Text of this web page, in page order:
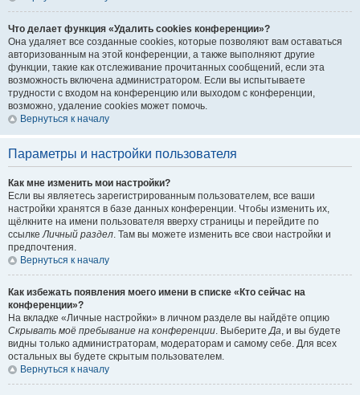
Что делает функция «Удалить cookies конференции»?
Она удаляет все созданные cookies, которые позволяют вам оставаться
авторизованным на этой конференции, а также выполняют другие
функции, такие как отслеживание прочитанных сообщений, если эта
возможность включена администратором. Если вы испытываете
трудности с входом на конференцию или выходом с конференции,
возможно, удаление cookies может помочь.
Вернуться к началу
Параметры и настройки пользователя
Как мне изменить мои настройки?
Если вы являетесь зарегистрированным пользователем, все ваши
настройки хранятся в базе данных конференции. Чтобы изменить их,
щёлкните на имени пользователя вверху страницы и перейдите по
ссылкеЛичный раздел. Там вы можете изменить все свои настройки и
предпочтения.
Вернуться к началу
Как избежать появления моего имени в списке «Кто сейчас на
конференции»?
На вкладке «Личные настройки» в личном разделе вы найдёте опцию
Скрывать моё пребывание на конференции. ВыберитеДа, и вы будете
видны только администраторам, модераторам и самому себе. Для всех
остальных вы будете скрытым пользователем.
Вернуться к началу